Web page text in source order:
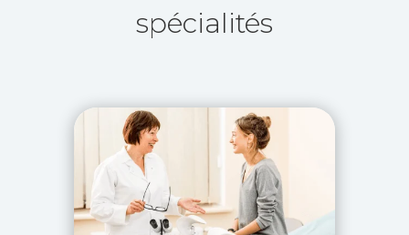
spécialités